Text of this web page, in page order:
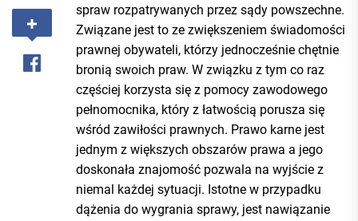
spraw rozpatrywanych przez sądy powszechne.
Związane jest to ze zwiększeniem świadomości
prawnej obywateli, którzy jednocześnie chętnie
bronią swoich praw. W związku z tym co raz
częściej korzysta się z pomocy zawodowego
pełnomocnika, który z łatwością porusza się
wśród zawiłości prawnych. Prawo karne jest
jednym z większych obszarów prawa a jego
doskonała znajomość pozwala na wyjście z
niemal każdej sytuacji. Istotne w przypadku
dążenia do wygrania sprawy, jest nawiązanie